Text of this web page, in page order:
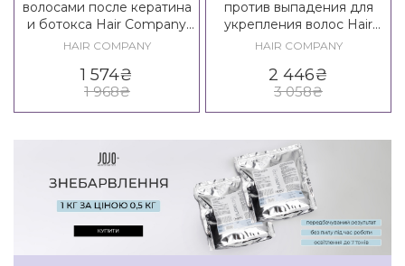
волосами после кератина
и ботокса Hair Company
Inimitable Tech K-liss Kit
HAIR COMPANY
1 574₴
1 968₴
против выпадения для
укрепления волос Hair
Company Double Action
HAIR COMPANY
2 446₴
3 058₴